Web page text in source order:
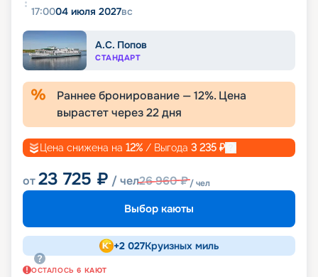
17:0004 июля 2027вс
А.С. Попов
СТАНДАРТ
Раннее бронирование —12%. Цена
вырастет через22дня
Цена снижена на 12% / Выгода 3 235 ₽
от23 725 ₽ / чел26 960₽/ чел
Выбор каюты
+2 027Круизных миль
ОСТАЛОСЬ 6 КАЮТ